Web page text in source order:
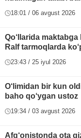
18:01 / 06 avgust 2026
Qo‘llarida
Ralf tarmoqlarda
23:43 / 25 iyul 2026
O‘limidan bir kun
baho qo‘ygan ustoz
19:34 / 03 avgust 2026
Afg‘onistonda ota